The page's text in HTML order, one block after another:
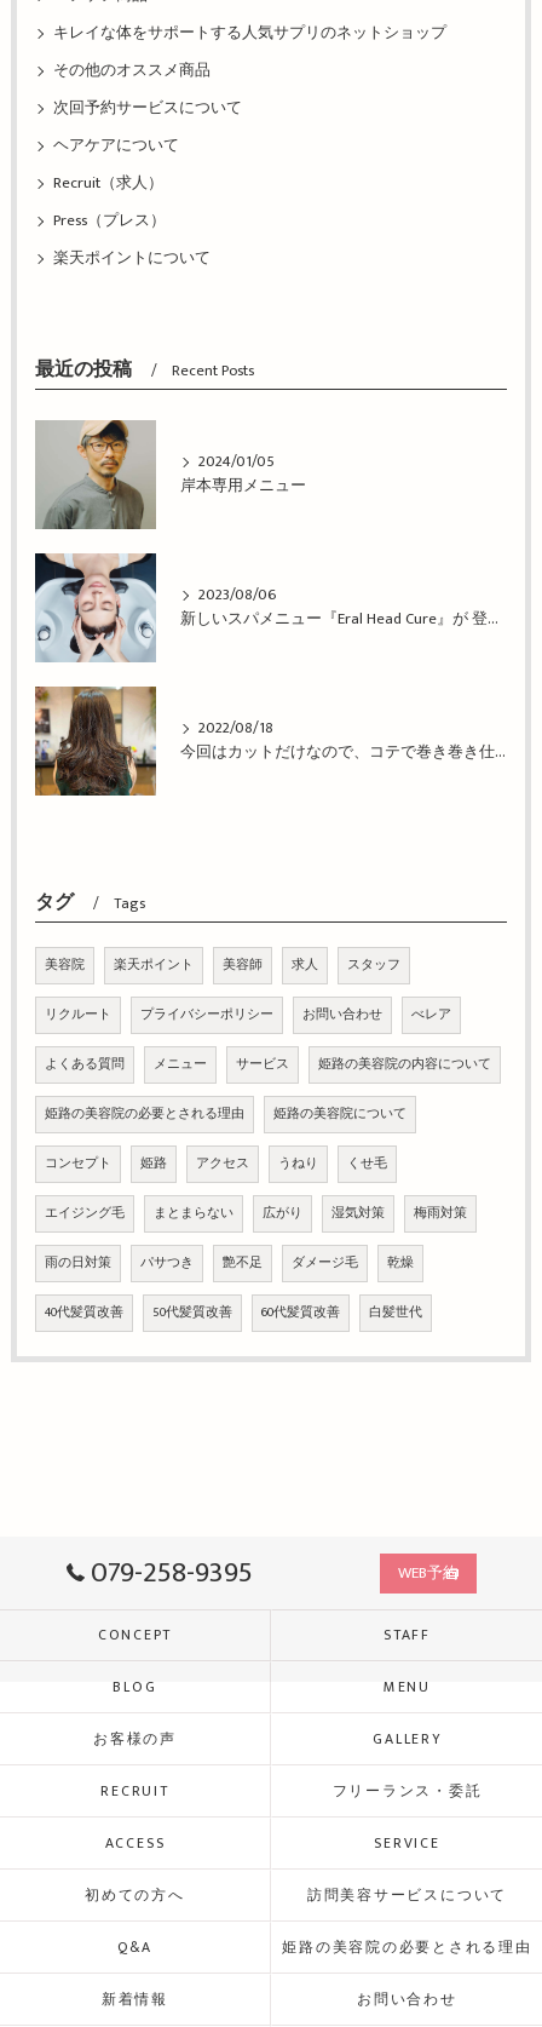
キレイな体をサポートする人気サプリのネットショップ
その他のオススメ商品
次回予約サービスについて
ヘアケアについて
Recruit（求人）
Press（プレス）
楽天ポイントについて
最近の投稿 Recent Posts
2024/01/05
岸本専用メニュー
2023/08/06
新しいスパメニュー『Eral Head Cure』が 登場！姫路市の美容院BEREA(ベレア)はお客様のキレイを叶える美容室／ヘアサロン
2022/08/18
今回はカットだけなので、コテで巻き巻き仕上げ！姫路市の美容院BEREA(ベレア)はお客様のキレイを叶える美容室／ヘアサロン
タグ Tags
美容院 楽天ポイント 美容師 求人 スタッフ
リクルート プライバシーポリシー お問い合わせ べレア
よくある質問 メニュー サービス 姫路の美容院の内容について
姫路の美容院の必要とされる理由 姫路の美容院について
コンセプト 姫路 アクセス うねり くせ毛
エイジング毛 まとまらない 広がり 湿気対策 梅雨対策
雨の日対策 パサつき 艶不足 ダメージ毛 乾燥
40代髪質改善 50代髪質改善 60代髪質改善 白髪世代
079-258-9395 WEB予約
CONCEPT STAFF
BLOG MENU
お客様の声 GALLERY
RECRUIT フリーランス・委託
ACCESS SERVICE
初めての方へ 訪問美容サービスについて
Q&A 姫路の美容院の必要とされる理由
新着情報 お問い合わせ